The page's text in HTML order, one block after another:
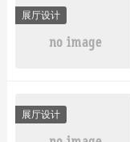
展厅设计
展厅设计